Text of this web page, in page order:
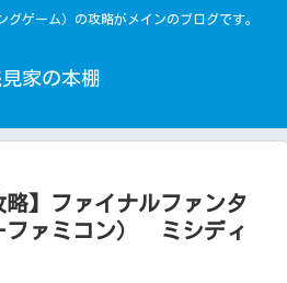
グゲーム）の攻略がメインのブログです。
家の本棚
略】ファイナルファンタ
ファミコン） ミシディ